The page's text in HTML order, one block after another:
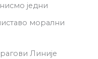
једни
морални
Линије